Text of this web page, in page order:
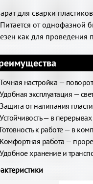
для сварки
от однофазной
как для проведения
Точная настройка —
Удобная эксплуатация —
Защита от налипания
Устойчивость — в
Готовность к работе — в
Комфортная работа —
Удобное хранение и